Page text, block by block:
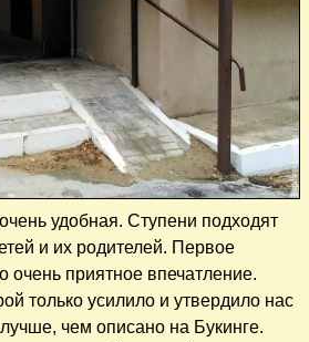
удобная. Ступени подходят
и их родителей. Первое
очень приятное впечатление.
только усилило и утвердило нас
чем описано на Букинге.